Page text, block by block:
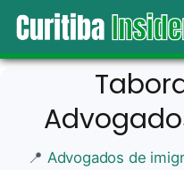
📍 Advogados de